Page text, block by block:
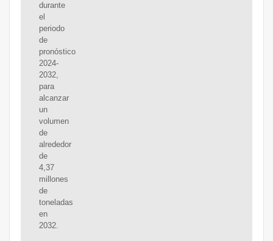
durante
el
periodo
de
pronóstico
2024-
2032,
para
alcanzar
un
volumen
de
alrededor
de
4,37
millones
de
toneladas
en
2032.